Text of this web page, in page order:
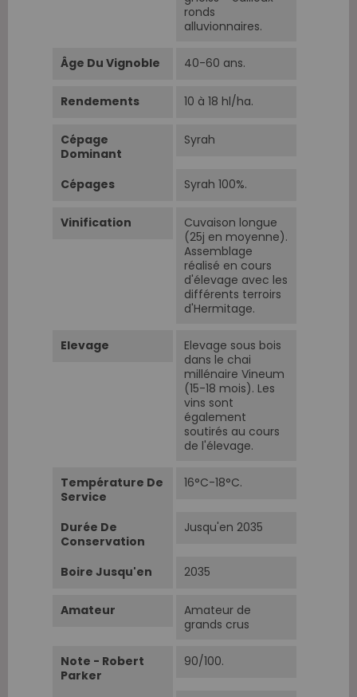
ronds
alluvionnaires.
Âge Du Vignoble 40-60 ans.
Rendements 10 à 18 hl/ha.
Cépage
Dominant
Syrah
Cépages Syrah 100%.
Vinification
Cuvaison longue
(25j en moyenne).
Assemblage
réalisé en cours
d'élevage avec les
différents terroirs
d'Hermitage.
Elevage
Elevage sous bois
dans le chai
millénaire Vineum
(15-18 mois). Les
vins sont
également
soutirés au cours
de l'élevage.
Température De
Service
16°C-18°C.
Durée De
Conservation
Jusqu'en 2035
Boire Jusqu'en 2035
Amateur
Amateur de
grands crus
Note - Robert
Parker
90/100.